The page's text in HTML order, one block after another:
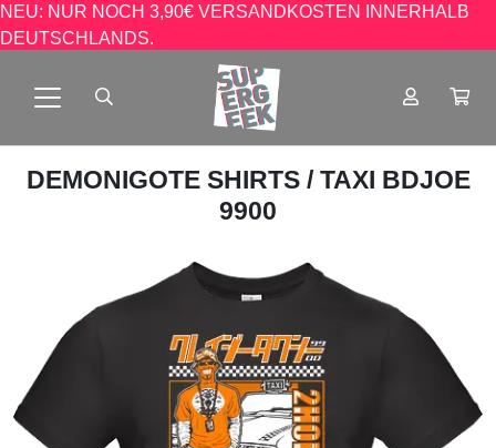
NEU: NUR NOCH 3,90€ VERSANDKOSTEN INNERHALB
DEUTSCHLANDS.
DEMONIGOTE SHIRTS / TAXI BDJOE
9900